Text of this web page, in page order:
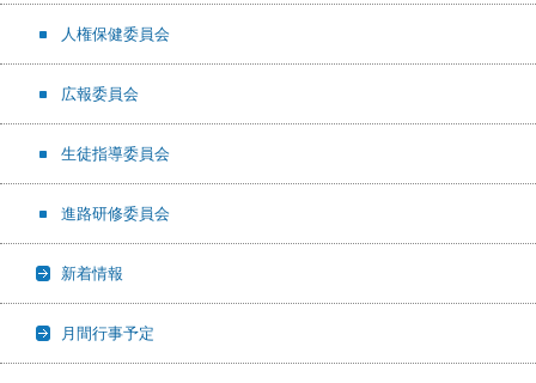
人権保健委員会
広報委員会
生徒指導委員会
進路研修委員会
新着情報
月間行事予定